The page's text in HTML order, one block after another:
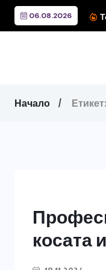
06.08.2026
Начало Етикет:
косата